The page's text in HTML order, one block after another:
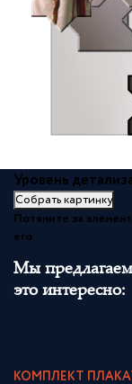
Уровень
Собрать картинку
Потяните за
его.
Мы предлагаем
это интересно:
КОМПЛЕКТ